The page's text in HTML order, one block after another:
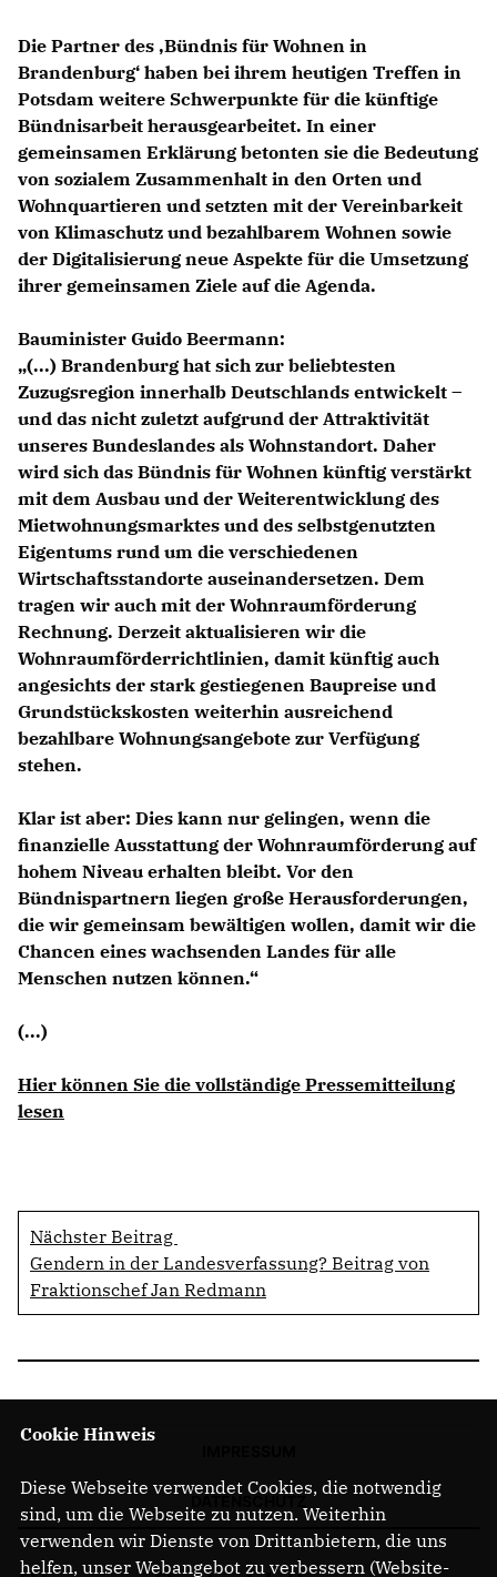
Die Partner des ‚Bündnis für Wohnen in
Brandenburg‘ haben bei ihrem heutigen Treffen in
Potsdam weitere Schwerpunkte für die künftige
Bündnisarbeit herausgearbeitet. In einer
gemeinsamen Erklärung betonten sie die Bedeutung
von sozialem Zusammenhalt in den Orten und
Wohnquartieren und setzten mit der Vereinbarkeit
von Klimaschutz und bezahlbarem Wohnen sowie
der Digitalisierung neue Aspekte für die Umsetzung
ihrer gemeinsamen Ziele auf die Agenda.
Bauminister Guido Beermann:
(...) Brandenburg hat sich zur beliebtesten
Zuzugsregion innerhalb Deutschlands entwickelt –
und das nicht zuletzt aufgrund der Attraktivität
unseres Bundeslandes als Wohnstandort. Daher
wird sich das Bündnis für Wohnen künftig verstärkt
mit dem Ausbau und der Weiterentwicklung des
Mietwohnungsmarktes und des selbstgenutzten
Eigentums rund um die verschiedenen
Wirtschaftsstandorte auseinandersetzen. Dem
tragen wir auch mit der Wohnraumförderung
Rechnung. Derzeit aktualisieren wir die
Wohnraumförderrichtlinien, damit künftig auch
angesichts der stark gestiegenen Baupreise und
Grundstückskosten weiterhin ausreichend
bezahlbare Wohnungsangebote zur Verfügung
stehen.
Klar ist aber: Dies kann nur gelingen, wenn die
finanzielle Ausstattung der Wohnraumförderung auf
hohem Niveau erhalten bleibt. Vor den
Bündnispartnern liegen große Herausforderungen,
die wir gemeinsam bewältigen wollen, damit wir die
Chancen eines wachsenden Landes für alle
Menschen nutzen können.“
(...)
Hier können Sie die vollständige Pressemitteilung
lesen
Nächster Beitrag
Gendern in der Landesverfassung? Beitrag von
Fraktionschef Jan Redmann
Cookie Hinweis
Diese Webseite verwendet Cookies, die notwendig
sind, um die Webseite zu nutzen. Weiterhin
verwenden wir Dienste von Drittanbietern, die uns
helfen, unser Webangebot zu verbessern (Website-